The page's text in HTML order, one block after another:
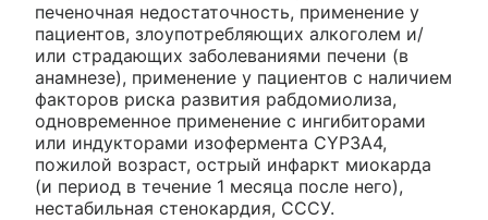
печеночная недостаточность, применение у
пациентов, злоупотребляющих алкоголем и/
или страдающих заболеваниями печени (в
анамнезе), применение у пациентов с наличием
факторов риска развития рабдомиолиза,
одновременное применение с ингибиторами
или индукторами изофермента CYP3A4,
пожилой возраст, острый инфаркт миокарда
(и период в течение 1 месяца после него),
нестабильная стенокардия, СССУ.